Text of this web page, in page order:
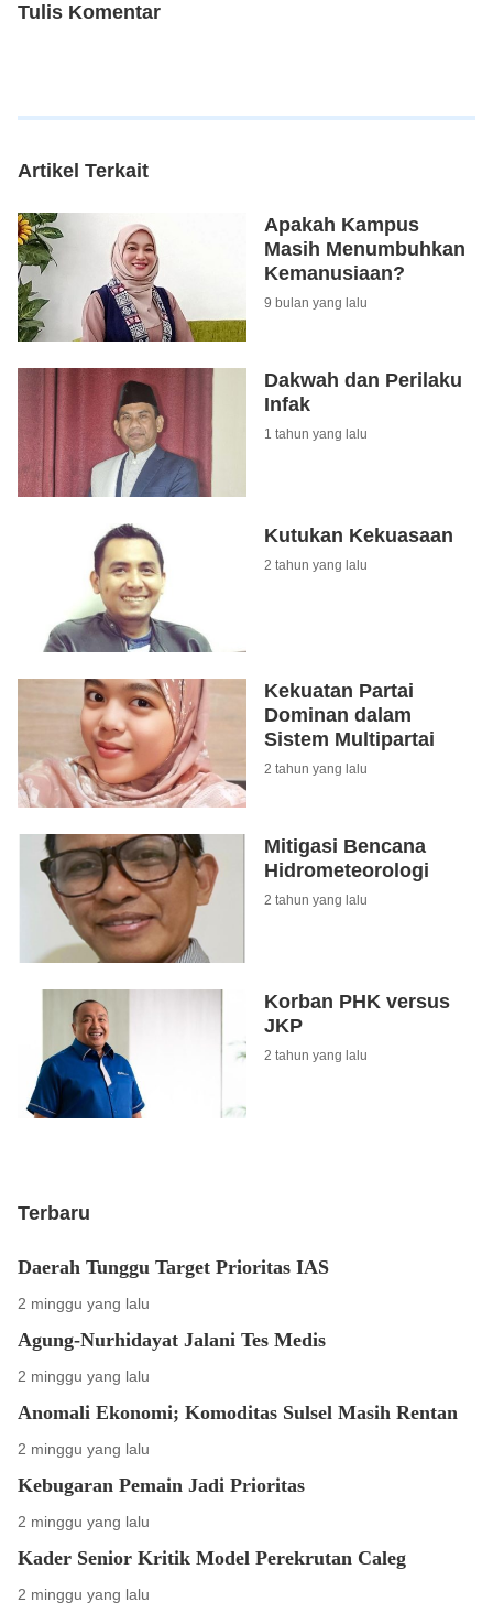
Tulis Komentar
Artikel Terkait
Apakah Kampus
Masih Menumbuhkan
Kemanusiaan?
9 bulan yang lalu
Dakwah dan Perilaku
Infak
1 tahun yang lalu
Kutukan Kekuasaan
2 tahun yang lalu
Kekuatan Partai
Dominan dalam
Sistem Multipartai
2 tahun yang lalu
Mitigasi Bencana
Hidrometeorologi
2 tahun yang lalu
Korban PHK versus
JKP
2 tahun yang lalu
Terbaru
Daerah Tunggu Target Prioritas IAS
2 minggu yang lalu
Agung-Nurhidayat Jalani Tes Medis
2 minggu yang lalu
Anomali Ekonomi; Komoditas Sulsel Masih Rentan
2 minggu yang lalu
Kebugaran Pemain Jadi Prioritas
2 minggu yang lalu
Kader Senior Kritik Model Perekrutan Caleg
2 minggu yang lalu